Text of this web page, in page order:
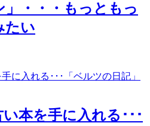
」・・・もっともっ
たい
本を手に入れる･･･